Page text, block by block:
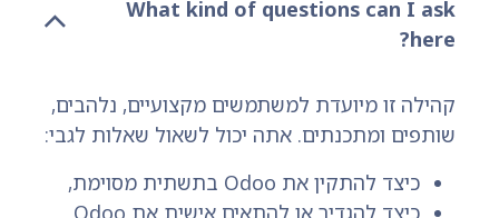
What kind of questions can I ask
here?
קהילה זו מיועדת למשתמשים מקצועיים, נלהבים,
שותפים ומתכנתים. אתה יכול לשאול שאלות לגבי:
כיצד להתקין את Odoo בתשתית מסוימת,
כיצד להגדיר או להתאים אישית את Odoo